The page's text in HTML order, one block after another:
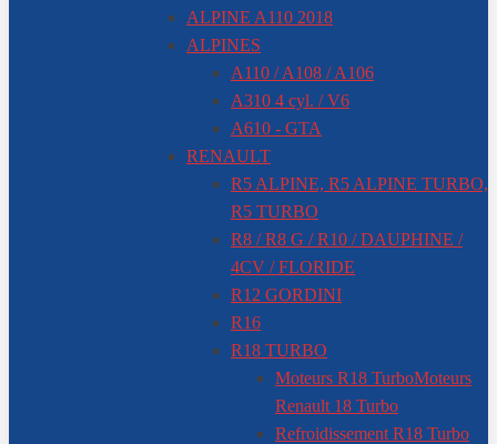
ALPINE A110 2018
ALPINES
A110 / A108 / A106
A310 4 cyl. / V6
A610 - GTA
RENAULT
R5 ALPINE, R5 ALPINE TURBO,
R5 TURBO
R8 / R8 G / R10 / DAUPHINE /
4CV / FLORIDE
R12 GORDINI
R16
R18 TURBO
Moteurs R18 TurboMoteurs
Renault 18 Turbo
Refroidissement R18 Turbo